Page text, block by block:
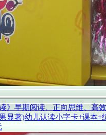
》早期阅读、正向思维、高
显著)幼儿认读小字卡+课本